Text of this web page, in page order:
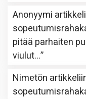
Anonyymi
pitää parhaiten
viulut…”
Nimetön